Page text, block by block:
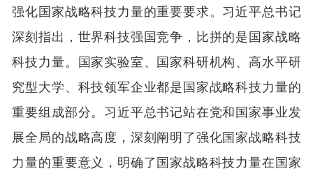
强化国家战略科技力量的重要要求。习近平总书记
深刻指出，世界科技强国竞争，比拼的是国家战略
科技力量。国家实验室、国家科研机构、高水平研
究型大学、科技领军企业都是国家战略科技力量的
重要组成部分。习近平总书记站在党和国家事业发
展全局的战略高度，深刻阐明了强化国家战略科技
力量的重要意义，明确了国家战略科技力量在国家